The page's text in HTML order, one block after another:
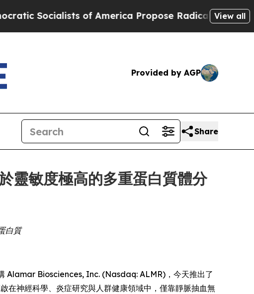
of America Propose Radical Overhaul of US
View all
Provided by AGP
Share
敏度極高的多重蛋白質體分
白質
Alamar Biosciences, Inc. (Nasdaq: ALMR)，今天推出了
在神經科學、炎症研究與人群健康領域中，僅靠靜脈抽血無